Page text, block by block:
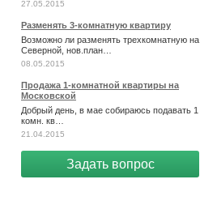
27.05.2015
Разменять 3-комнатную квартиру
Возможно ли разменять трехкомнатную на
Северной, нов.план…
08.05.2015
Продажа 1-комнатной квартиры на
Московской
Добрый день, в мае собираюсь подавать 1
комн. кв…
21.04.2015
Задать вопрос